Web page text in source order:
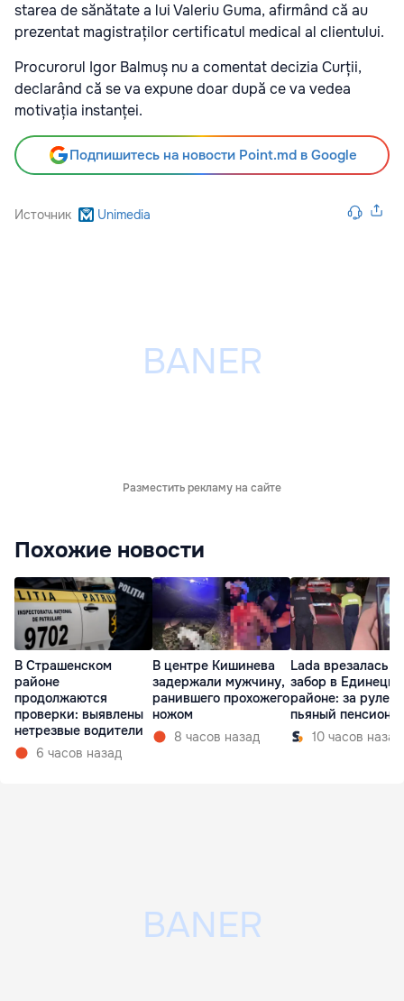
starea de sănătate a lui Valeriu Guma, afirmând că au
prezentat magistraților certificatul medical al clientului.
Procurorul Igor Balmuș nu a comentat decizia Curții,
declarând că se va expune doar după ce va vedea
motivația instanței.
Подпишитесь на новости Point.md в Google
Источник Unimedia
Разместить рекламу на сайте
Похожие новости
В Страшенском
районе
продолжаются
проверки: выявлены
нетрезвые водители
6 часов назад
В центре Кишинева
задержали мужчину,
ранившего прохожего
ножом
8 часов назад
Lada врезалась в
забор в
районе: за рулем
пьяный
10 часов назад